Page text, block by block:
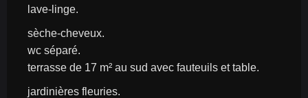
lave-linge.
sèche-cheveux.
wc séparé.
terrasse de 17 m² au sud avec fauteuils et table.
jardinières fleuries.